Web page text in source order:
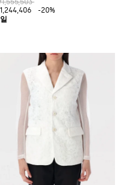
-20%